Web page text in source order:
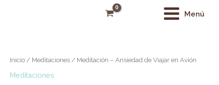
MainMenú
Inicio / Meditaciones / Meditación – Ansiedad de Viajar en Avión
Meditaciones
Ansiedad
Viajar